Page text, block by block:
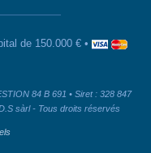
de 150.000 € •
84 B 691 • Siret : 328 847
sàrl - Tous droits réservés